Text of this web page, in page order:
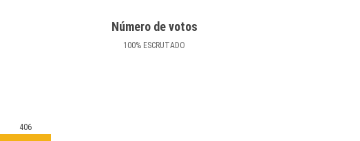
Número de votos
100% ESCRUTADO
406